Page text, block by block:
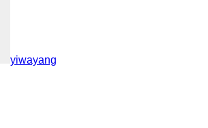
yiwayang